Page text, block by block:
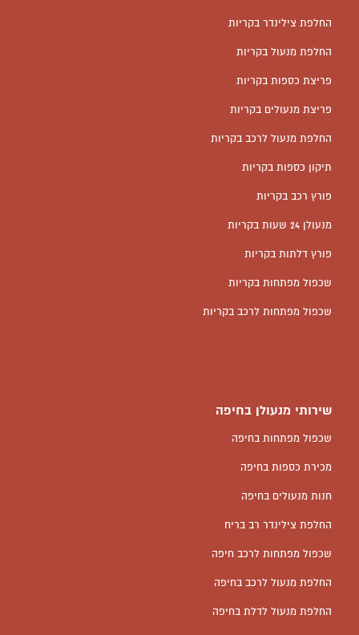
החלפת צילינדר בקריות
החלפת מנעול בקריות
פריצת כספות בקריות
פריצת מנעולים בקריות
החלפת מנעול לרכב בקריות
תיקון כספות בקריות
פורץ רכב בקריות
מנעולן 24 שעות בקריות
פורץ דלתות בקריות
שכפול מפתחות בקריות
שכפול מפתחות לרכב בקריות
שירותי מנעולן בחיפה
שכפול מפתחות בחיפה
מכירת כספות בחיפה
חנות מנעולים בחיפה
החלפת צילינדר רב בריח
שכפול מפתחות לרכב חיפה
החלפת מנעול לרכב בחיפה
החלפת מנעול לדלת בחיפה